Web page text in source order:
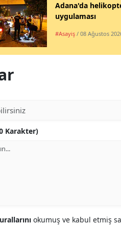
Adana'da
uygulaması
#Asayiş / 08 Ağustos
Karakter)
okumuş ve kabul etmiş